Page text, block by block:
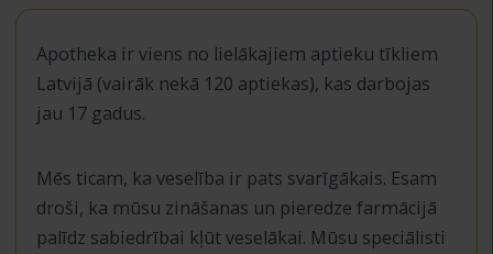
Apotheka ir viens no lielākajiem aptieku tīkliem
Latvijā (vairāk nekā 120 aptiekas), kas darbojas
jau 17 gadus.
Mēs ticam, ka veselība ir pats svarīgākais. Esam
droši, ka mūsu zināšanas un pieredze farmācijā
palīdz sabiedrībai kļūt veselākai. Mūsu speciālisti